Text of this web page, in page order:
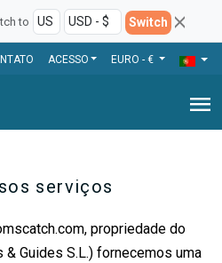
to Switch
ACESSO EURO - €
menu
serviços
propriedade do
Guides S.L.) fornecemos uma